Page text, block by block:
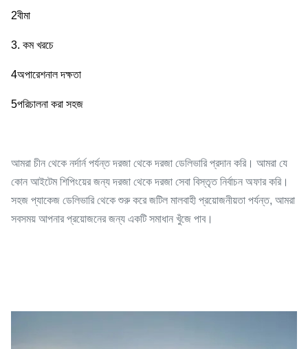
2বীমা
3. কম খরচে
4অপারেশনাল দক্ষতা
5পরিচালনা করা সহজ
আমরা চীন থেকে নর্দার্ন পর্যন্ত দরজা থেকে দরজা ডেলিভারি প্রদান করি। আমরা যে
কোন আইটেম শিপিংয়ের জন্য দরজা থেকে দরজা সেবা বিস্তৃত নির্বাচন অফার করি।
সহজ প্যাকেজ ডেলিভারি থেকে শুরু করে জটিল মালবাহী প্রয়োজনীয়তা পর্যন্ত, আমরা
সবসময় আপনার প্রয়োজনের জন্য একটি সমাধান খুঁজে পাব।